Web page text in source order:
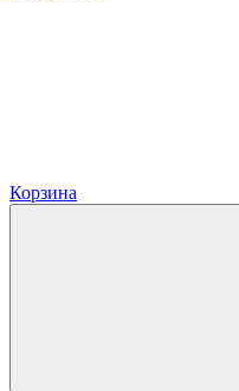
Корзина